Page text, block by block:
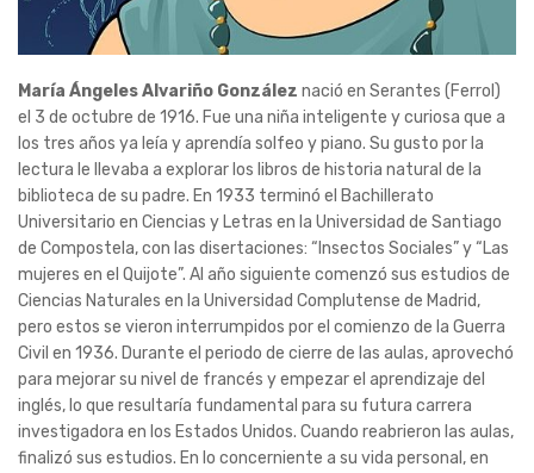
María Ángeles Alvariño González nació en Serantes (Ferrol)
el 3 de octubre de 1916. Fue una niña inteligente y curiosa que a
los tres años ya leía y aprendía solfeo y piano. Su gusto por la
lectura le llevaba a explorar los libros de historia natural de la
biblioteca de su padre. En 1933 terminó el Bachillerato
Universitario en Ciencias y Letras en la Universidad de Santiago
de Compostela, con las disertaciones: “Insectos Sociales” y “Las
mujeres en el Quijote”. Al año siguiente comenzó sus estudios de
Ciencias Naturales en la Universidad Complutense de Madrid,
pero estos se vieron interrumpidos por el comienzo de la Guerra
Civil en 1936. Durante el periodo de cierre de las aulas, aprovechó
para mejorar su nivel de francés y empezar el aprendizaje del
inglés, lo que resultaría fundamental para su futura carrera
investigadora en los Estados Unidos. Cuando reabrieron las aulas,
finalizó sus estudios. En lo concerniente a su vida personal, en